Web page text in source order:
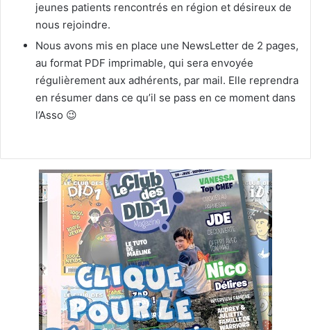
jeunes patients rencontrés en région et désireux de
nous rejoindre.
Nous avons mis en place une NewsLetter de 2 pages,
au format PDF imprimable, qui sera envoyée
régulièrement aux adhérents, par mail. Elle reprendra
en résumer dans ce qu’il se pass en ce moment dans
l’Asso 😉